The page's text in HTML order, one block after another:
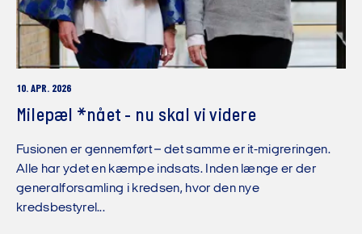
10. APR. 2026
Milepæl *nået - nu skal vi videre
Fusionen er gennemført – det samme er it-migreringen.
Alle har ydet en kæmpe indsats. Inden længe er der
generalforsamling i kredsen, hvor den nye
kredsbestyrel...